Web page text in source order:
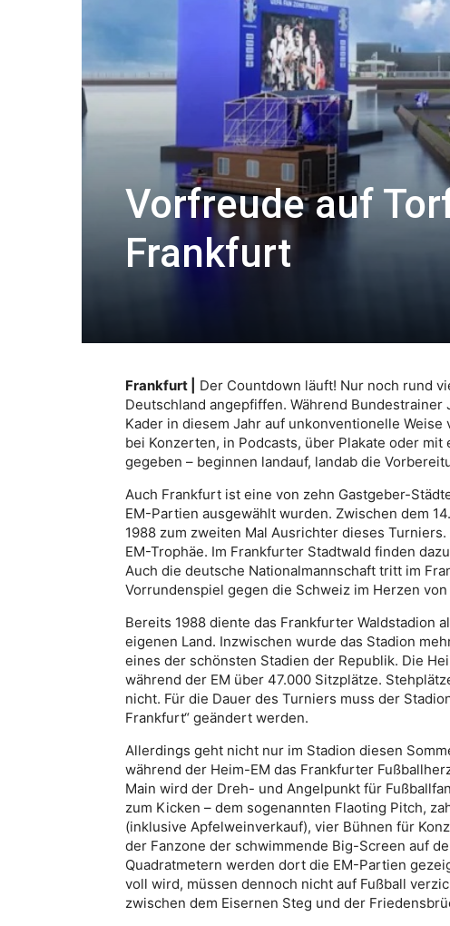
Vorfreude auf
Frankfurt
Frankfurt |
Der Countdown läuft! Nur noch rund
Deutschland angepfiffen. Während
Kader in diesem Jahr auf unkonventionelle
bei Konzerten, in Podcasts, über Plakate oder
gegeben – beginnen landauf, landab die
Auch Frankfurt ist eine von zehn Gastgeber-
EM-Partien ausgewählt wurden. Zwischen dem
1988 zum zweiten Mal Ausrichter dieses
EM-Trophäe. Im Frankfurter Stadtwald finden
Auch die deutsche Nationalmannschaft tritt im
Vorrundenspiel gegen die Schweiz im Herzen von
Bereits 1988 diente das Frankfurter Waldstadion
eigenen Land. Inzwischen wurde das Stadion
eines der schönsten Stadien der Republik. Die
während der EM über 47.000 Sitzplätze.
nicht. Für die Dauer des Turniers muss der
Frankfurt“ geändert werden.
Allerdings geht nicht nur im Stadion diesen
während der Heim-EM das Frankfurter
Main wird der Dreh- und Angelpunkt für
zum Kicken – dem sogenannten Flaoting Pitch,
(inklusive Apfelweinverkauf), vier Bühnen für
der Fanzone der schwimmende Big-Screen auf
Quadratmetern werden dort die EM-Partien
voll wird, müssen dennoch nicht auf Fußball
zwischen dem Eisernen Steg und der